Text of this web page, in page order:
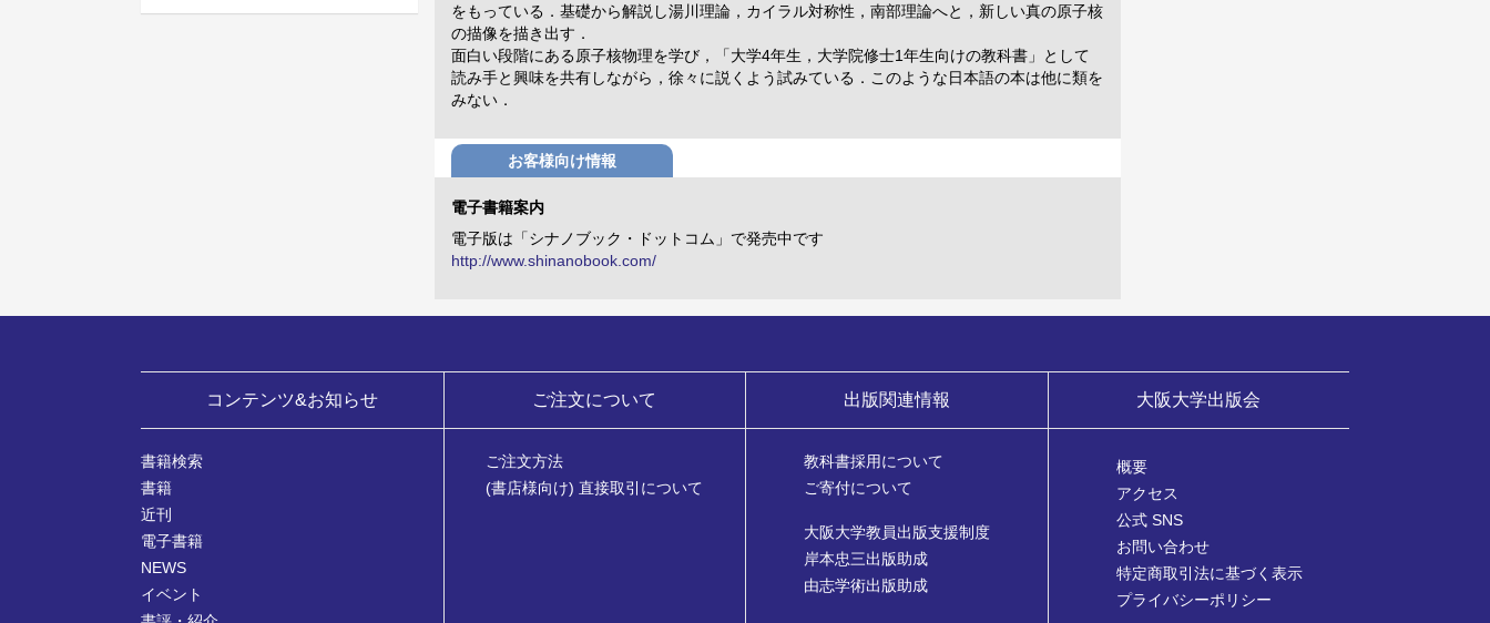
をもっている．基礎から解説し湯川理論，カイラル対称性，南部理論へと，新しい真の原子核
の描像を描き出す．
面白い段階にある原子核物理を学び，「大学4年生，大学院修士1年生向けの教科書」として
読み手と興味を共有しながら，徐々に説くよう試みている．このような日本語の本は他に類を
みない．
お客様向け情報
電子書籍案内
電子版は「シナノブック・ドットコム」で発売中です
http://www.shinanobook.com/
コンテンツ&お知らせ
書籍検索
書籍
近刊
電子書籍
NEWS
イベント
ご注文について
ご注文方法
(書店様向け) 直接取引について
出版関連情報
教科書採用について
ご寄付について
大阪大学教員出版支援制度
岸本忠三出版助成
由志学術出版助成
大阪大学出版会
概要
アクセス
公式 SNS
お問い合わせ
特定商取引法に基づく表示
プライバシーポリシー